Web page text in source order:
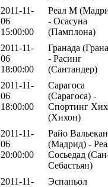
2011-11-
06
15:00:00
Реал М
- Осасуна
(Памплона)
2011-11-
06
18:00:00
Гранада
- Расинг
(Сантандер)
2011-11-
06
18:00:00
Сарагоса
(Сарагоса) -
Спортинг
(Хихон)
2011-11-
06
20:00:00
Райо
(Мадрид) -
Сосьедад
Себастьян)
2011-11-
Эспаньол